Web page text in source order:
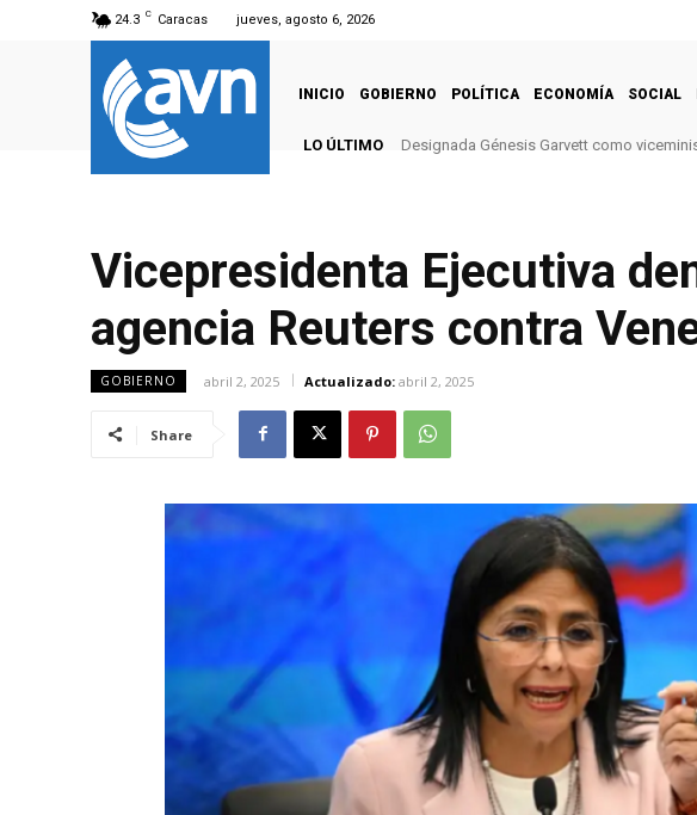
24.3 C Caracas jueves, agosto 6, 2026
INICIO GOBIERNO POLÍTICA ECONOMÍA SOCIAL
LO ÚLTIMO Designada Génesis Garvett como
Vicepresidenta Ejecutiva
agencia Reuters contra
GOBIERNO abril 2, 2025 Actualizado: abril 2, 2025
Share